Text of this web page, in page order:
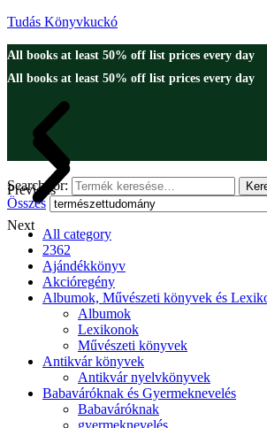
Tudás Könyvkuckó
All books at least 50% off list prices every day
All books at least 50% off list prices every day
Previous
Next
Search for:
Összes
All category
2362
Ajándékkönyv
Akcióregény
Albumok, Művészeti könyvek és
Albumok
Lexikonok
Művészeti könyvek
Antikvár könyvek
Antikvár nyelvkönyvek
Babaváróknak és Gyermeknevelés
Babaváróknak
gyermeknevelés